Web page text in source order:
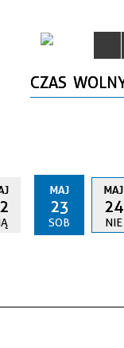
CZAS
MAJ
23
SOB
MAJ
24
NIE